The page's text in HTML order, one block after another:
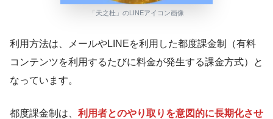
「天之杜」のLINEアイコン画像
利用方法は、メールやLINEを利用した都度課金制（有料
コンテンツを利用するたびに料金が発生する課金方式）と
なっています。
都度課金制は、 利用者とのやり取りを意図的に長期化させ